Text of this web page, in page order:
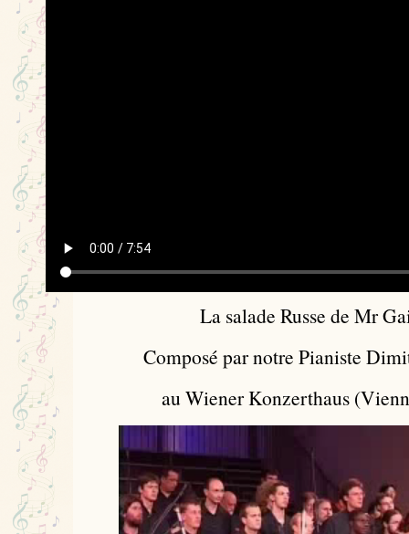
La salade Russe de Mr
Composé par notre Pianiste
au Wiener Konzerthaus